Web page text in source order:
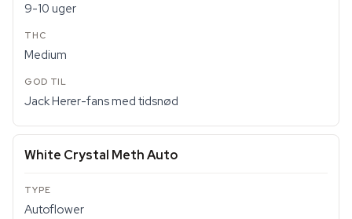
9-10 uger
Medium
Jack Herer-fans med tidsnød
White Crystal Meth Auto
Autoflower